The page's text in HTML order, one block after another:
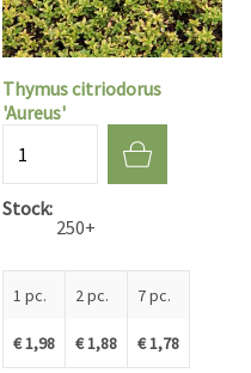
Thymus citriodorus
'Aureus'
Stock
250+
1 pc.
€ 1,98
2 pc.
€ 1,88
7 pc.
€ 1,78